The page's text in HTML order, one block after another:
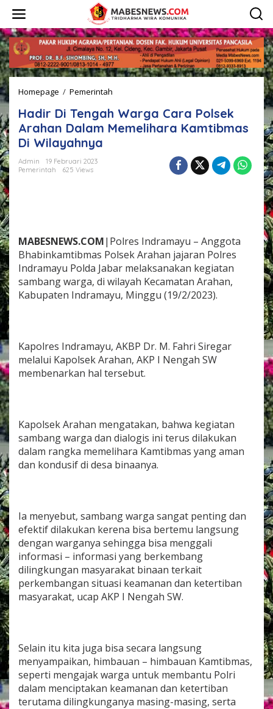
w
a
t
i
k
e
k
o
n
t
e
n
Homepage / Pemerintah
d
i
r
a
r
g
a
a
o
l
s
e
a
a
n
D
M
e
m
e
h
a
m
t
i
b
Hadir Di Tengah Warga Cara Polsek
Arahan Dalam Memelihara Kamtibmas
Di Wilayahnya
Admin
19 Februari 2023
Pemerintah
625 Views
MABESNEWS.COM|Polres Indramayu – Anggota
Bhabinkamtibmas Polsek Arahan jajaran Polres
Indramayu Polda Jabar melaksanakan kegiatan
sambang warga, di wilayah Kecamatan Arahan,
Kabupaten Indramayu, Minggu (19/2/2023).
Kapolres Indramayu, AKBP Dr. M. Fahri Siregar
melalui Kapolsek Arahan, AKP I Nengah SW
membenarkan hal tersebut.
Kapolsek Arahan mengatakan, bahwa kegiatan
sambang warga dan dialogis ini terus dilakukan
dalam rangka memelihara Kamtibmas yang aman
dan kondusif di desa binaanya.
Ia menyebut, sambang warga sangat penting dan
efektif dilakukan kerena bisa bertemu langsung
dengan warganya sehingga bisa menggali
informasi – informasi yang berkembang
dilingkungan masyarakat binaan terkait
perkembangan situasi keamanan dan ketertiban
masyarakat, ucap AKP I Nengah SW.
Selain itu kita juga bisa secara langsung
menyampaikan, himbauan – himbauan Kamtibmas,
seperti mengajak warga untuk membantu Polri
dalam menciptakan keamanan dan ketertiban
terutama dilingkunganya masing-masing, serta